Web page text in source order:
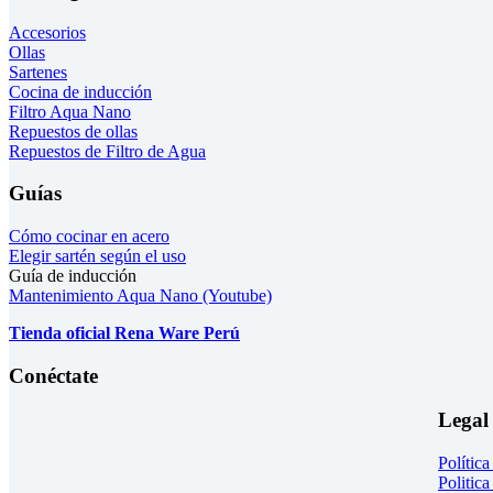
Accesorios
Ollas
Sartenes
Cocina de inducción
Filtro Aqua Nano
Repuestos de ollas
Repuestos de Filtro de Agua
Guías
Cómo cocinar en acero
Elegir sartén según el uso
Guía de inducción
Mantenimiento Aqua Nano (Youtube)
Tienda oficial Rena Ware Perú
Conéctate
Legal
Política
Politica